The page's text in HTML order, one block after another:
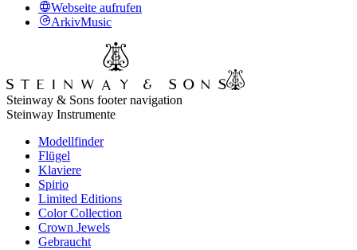
Webseite aufrufen
ArkivMusic
Steinway & Sons footer navigation
Steinway Instrumente
Modellfinder
Flügel
Klaviere
Spirio
Limited Editions
Color Collection
Crown Jewels
Gebraucht